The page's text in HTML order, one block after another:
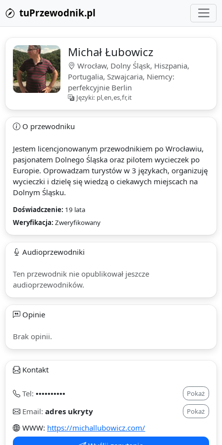
tuPrzewodnik.pl
Michał Łubowicz
Wrocław, Dolny Śląsk, Hiszpania,
Portugalia, Szwajcaria, Niemcy:
perfekcyjnie Berlin
Języki: pl,en,es,fr,it
O przewodniku
Jestem licencjonowanym przewodnikiem po Wrocławiu,
pasjonatem Dolnego Śląska oraz pilotem wycieczek po
Europie. Oprowadzam turystów w 3 językach, organizuję
wycieczki i dzielę się wiedzą o ciekawych miejscach na
Dolnym Śląsku.
Doświadczenie: 19 lata
Weryfikacja: Zweryfikowany
Audioprzewodniki
Ten przewodnik nie opublikował jeszcze
audioprzewodników.
Opinie
Brak opinii.
Kontakt
Tel: •••••••••• Pokaż
Email: adres ukryty Pokaż
WWW: https://michallubowicz.com/